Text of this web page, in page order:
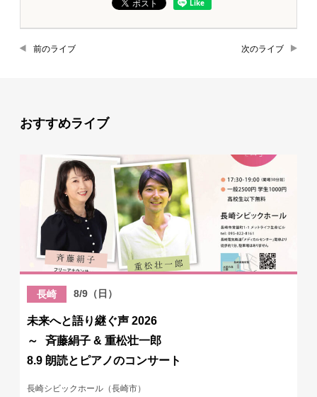
前のライブ 次のライブ
おすすめライブ
長崎 8/9（日）
未来へと語り継ぐ声 2026
～ 斉藤絹子 & 重松壮一郎
8.9 朗読とピアノのコンサート
長崎シビックホール（長崎市）